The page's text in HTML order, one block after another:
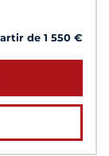
de 1 550 €